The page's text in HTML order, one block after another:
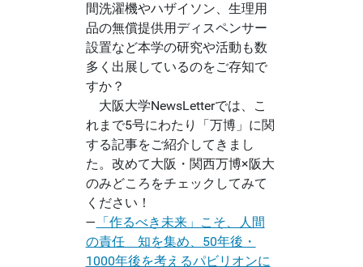
間洗濯機やハザイソン、生理用
品の無償提供用ディスペンサー
設置など本学の研究や活動も数
多く出展しているのをご存知で
すか？
大阪大学NewsLetterでは、こ
れまで5号にわたり「万博」に関
する記事をご紹介してきまし
た。改めて大阪・関西万博×阪大
のみどころをチェックしてみて
ください！
― 「作るべき未来」こそ、人間
の責任 知を集め、50年後・
1000年後を考えるパビリオンに